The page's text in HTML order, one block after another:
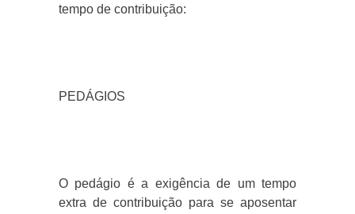
tempo de contribuição:
PEDÁGIOS
O pedágio é a exigência de um tempo
extra de contribuição para se aposentar